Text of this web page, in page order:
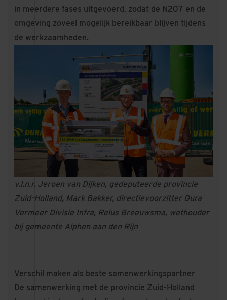
in meerdere fases uitgevoerd, zodat de N207 en de
omgeving zoveel mogelijk bereikbaar blijven tijdens
de werkzaamheden.
v.l.n.r. Jeroen van Dijken, gedeputeerde provincie
Zuid-Holland, Mark Bakker, directievoorzitter Dura
Vermeer Divisie Infra, Relus Breeuwsma, wethouder
bij gemeente Alphen aan den Rijn
Verschil maken als beste samenwerkingspartner
De samenwerking met de provincie Zuid-Holland